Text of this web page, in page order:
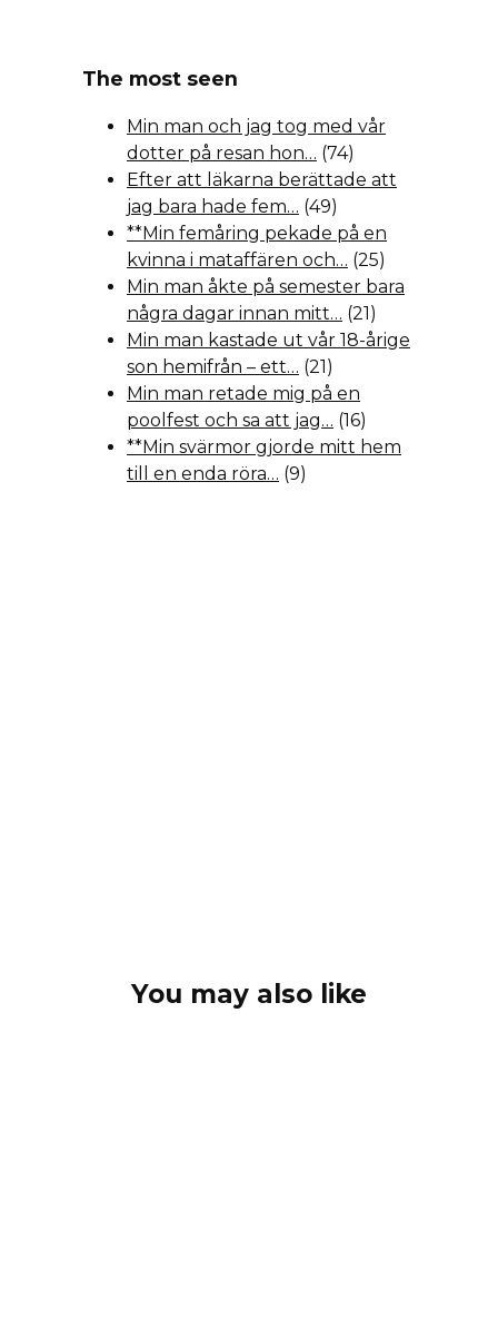
The most seen
Min man och jag tog med vår
dotter på resan hon… (74)
Efter att läkarna berättade att
jag bara hade fem… (49)
**Min femåring pekade på en
kvinna i mataffären och… (25)
Min man åkte på semester bara
några dagar innan mitt… (21)
Min man kastade ut vår 18-årige
son hemifrån – ett… (21)
Min man retade mig på en
poolfest och sa att jag… (16)
**Min svärmor gjorde mitt hem
till en enda röra… (9)
You may also like